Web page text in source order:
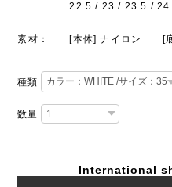
22.5 / 23 / 23.5 / 24 /
素材： [本体] ナイロン [底
種類
数量
International